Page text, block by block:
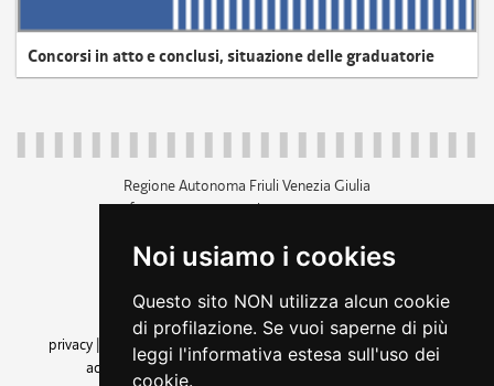
Noi usiamo i cookies
Questo sito NON utilizza alcun cookie
di profilazione. Se vuoi saperne di più
leggi l'informativa estesa sull'uso dei
cookie.
Concorsi in atto e conclusi, situazione delle graduatorie
Regione Autonoma Friuli Venezia Giulia
c.f. 80014930327; p.iva 00526040324
+39 040 3771111
amministrazione trasparente
privacy
cookie |note legali accessibilità
dichiarazione di
accessibilità| feedback cambio preferenze cookie